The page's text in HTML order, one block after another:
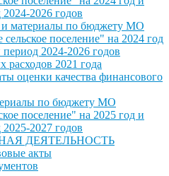
2026 годов
материалы по бюджету МО
поселение" на 2024 год
2024-2026 годов
расходов 2021 года
оценки качества финансового
по бюджету МО
поселение" на 2025 год и
2027 годов
ДЕЯТЕЛЬНОСТЬ
акты